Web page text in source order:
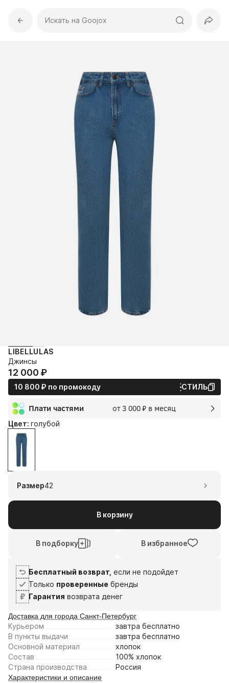
Искать на Goojox
LIBELLULAS
Джинсы
12 000⁠ ⁠₽
10 800⁠ ⁠₽ по промокоду СТИЛЬ
Плати частями от 3 000⁠ ⁠₽ в месяц
2 мес.
3 000⁠ ⁠₽
без переплат и комиссии
1
авг
сен
Цвет: голубой
Размер42
В корзину
В подборку В избранное
Бесплатный возврат, если не подойдет
Только проверенные бренды
Гарантия возврата денег
Доставка для города Санкт-Петербург
Курьером завтра бесплатно
В пункты выдачи
завтра бесплатно
Основной материал
хлопок
Состав
100% хлопок
Страна производства
Россия
Характеристики и описание